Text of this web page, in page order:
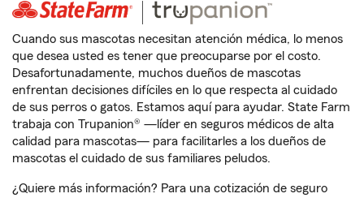
Cuando sus mascotas necesitan atención médica, lo menos
que desea usted es tener que preocuparse por el costo.
Desafortunadamente, muchos dueños de mascotas
enfrentan decisiones difíciles en lo que respecta al cuidado
de sus perros o gatos. Estamos aquí para ayudar. State Farm
trabaja con Trupanion® —líder en seguros médicos de alta
calidad para mascotas— para facilitarles a los dueños de
mascotas el cuidado de sus familiares peludos.
¿Quiere más información? Para una cotización de seguro